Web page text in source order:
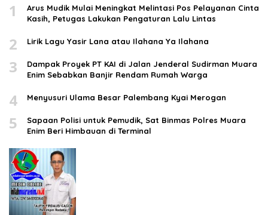
1
Arus Mudik Mulai Meningkat Melintasi Pos Pelayanan Cinta
Kasih, Petugas Lakukan Pengaturan Lalu Lintas
2 Lirik Lagu Yasir Lana atau Ilahana Ya Ilahana
3
Dampak Proyek PT KAI di Jalan Jenderal Sudirman Muara
Enim Sebabkan Banjir Rendam Rumah Warga
4 Menyusuri Ulama Besar Palembang Kyai Merogan
5
Sapaan Polisi untuk Pemudik, Sat Binmas Polres Muara
Enim Beri Himbauan di Terminal